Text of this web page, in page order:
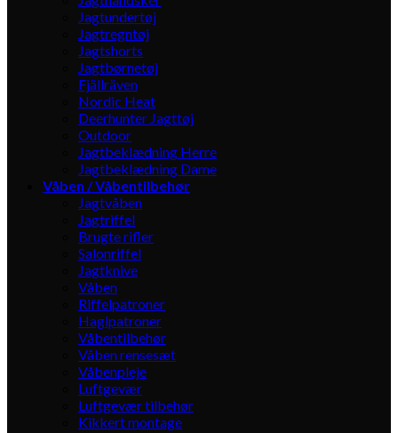
Jagtundertøj
Jagtregntøj
Jagtshorts
Jagtbørnetøj
Fjällräven
Nordic Heat
Deerhunter Jagttøj
Outdoor
Jagtbeklædning Herre
Jagtbeklædning Dame
Våben / Våbentilbehør
Jagtvåben
Jagtriffel
Brugte rifler
Salonriffel
Jagtknive
Våben
Riffelpatroner
Haglpatroner
Våbentilbehør
Våben rensesæt
Våbenpleje
Luftgevær
Luftgevær tilbehør
Kikkert montage